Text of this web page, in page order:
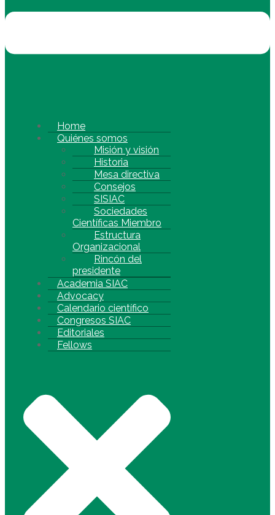
Home
Quiénes somos
Misión y visión
Historia
Mesa directiva
Consejos
SISIAC
Sociedades
Científicas Miembro
Estructura
Organizacional
Rincón del
presidente
Academia SIAC
Advocacy
Calendario científico
Congresos SIAC
Editoriales
Fellows